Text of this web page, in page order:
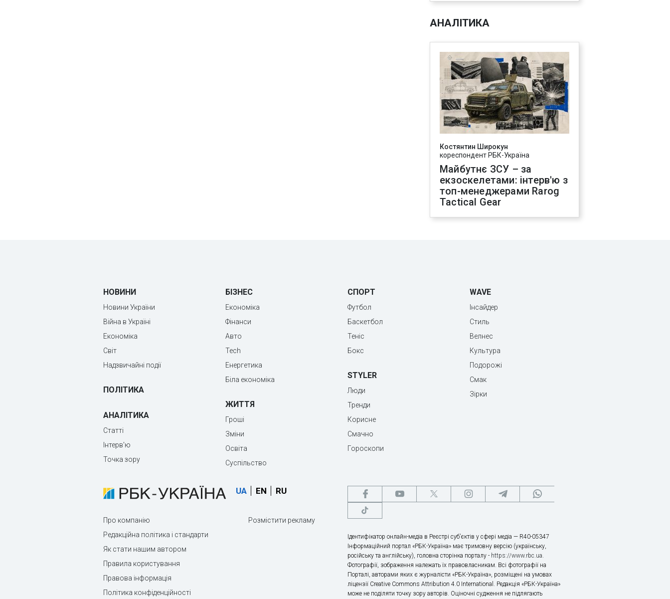
АНАЛІТИКА
Костянтин Широкун
кореспондент РБК-Україна
Майбутнє ЗСУ – за
екзоскелетами: інтерв'ю з
топ-менеджерами Rarog
Tactical Gear
НОВИНИ
Новини України
Війна в Україні
Економіка
Світ
Надзвичайні події
ПОЛІТИКА
АНАЛІТИКА
Статті
Інтерв'ю
Точка зору
БІЗНЕС
Економіка
Фінанси
Авто
Tech
Енергетика
Біла економіка
ЖИТТЯ
Гроші
Зміни
Освіта
Суспільство
СПОРТ
Футбол
Баскетбол
Теніс
Бокс
STYLER
Люди
Тренди
Корисне
Смачно
Гороскопи
WAVE
Інсайдер
Стиль
Велнес
Культура
Подорожі
Смак
Зірки
UA EN RU
Про компанію
Редакційна політика і стандарти
Як стати нашим автором
Правила користування
Правова інформація
Політика конфіденційності
Розмістити рекламу
Ідентифікатор онлайн-медіа в Реєстрі суб’єктів у сфері медіа — R40-05347
Інформаційний портал «РБК-Україна» має тримовну версію (українську,
російську та англійську), головна сторінка порталу - https://www.rbc.ua.
Фотографії, зображення належать їх правовласникам. Всі фотографії на
Порталі, авторами яких є журналісти «РБК-Україна», розміщені на умовах
ліцензії Creative Commons Attribution 4.0 International. Редакція «РБК-Україна»
може не поділяти точку зору авторів. Оціночні судження не підлягають